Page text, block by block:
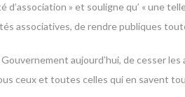
d’association » et souligne qu’ « une
associatives, de rendre publiques
aujourd’hui, de cesser
ceux et toutes celles qui en savent